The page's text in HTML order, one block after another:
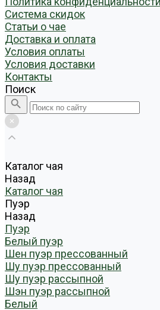
Система скидок
Статьи о чае
Доставка и оплата
Условия оплаты
Условия доставки
Контакты
Поиск
Каталог чая
Назад
Каталог чая
Пуэр
Назад
Пуэр
Белый пуэр
Шен пуэр прессованный
Шу пуэр прессованный
Шу пуэр рассыпной
Шэн пуэр рассыпной
Белый